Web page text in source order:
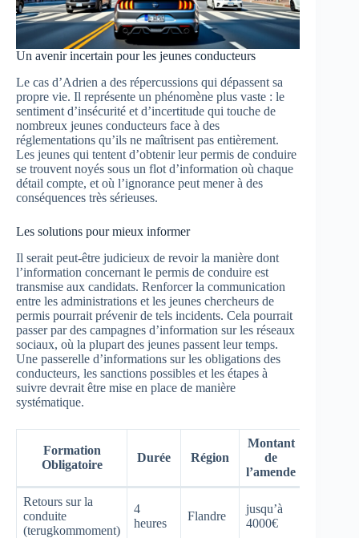
Un avenir incertain pour les jeunes conducteurs
Le cas d’Adrien a des répercussions qui dépassent sa
propre vie. Il représente un phénomène plus vaste : le
sentiment d’insécurité et d’incertitude qui touche de
nombreux jeunes conducteurs face à des
réglementations qu’ils ne maîtrisent pas entièrement.
Les jeunes qui tentent d’obtenir leur permis de conduire
se trouvent noyés sous un flot d’information où chaque
détail compte, et où l’ignorance peut mener à des
conséquences très sérieuses.
Les solutions pour mieux informer
Il serait peut-être judicieux de revoir la manière dont
l’information concernant le permis de conduire est
transmise aux candidats. Renforcer la communication
entre les administrations et les jeunes chercheurs de
permis pourrait prévenir de tels incidents. Cela pourrait
passer par des campagnes d’information sur les réseaux
sociaux, où la plupart des jeunes passent leur temps.
Une passerelle d’informations sur les obligations des
conducteurs, les sanctions possibles et les étapes à
suivre devrait être mise en place de manière
systématique.
Formation
Obligatoire
Durée Région
Montant
de
l’amende
Retours sur la
conduite
(terugkommoment)
4
heures
Flandre
jusqu’à
4000€